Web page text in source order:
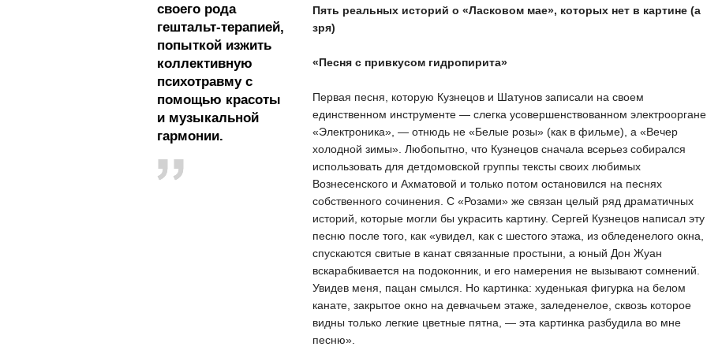
своего рода
гештальт-терапией,
попыткой изжить
коллективную
психотравму с
помощью красоты
и музыкальной
гармонии.
Пять реальных историй о «Ласковом мае», которых нет в картине (а
зря)
«Песня с привкусом гидропирита»
Первая песня, которую Кузнецов и Шатунов записали на своем
единственном инструменте — слегка усовершенствованном электрооргане
«Электроника», — отнюдь не «Белые розы» (как в фильме), а «Вечер
холодной зимы». Любопытно, что Кузнецов сначала всерьез собирался
использовать для детдомовской группы тексты своих любимых
Вознесенского и Ахматовой и только потом остановился на песнях
собственного сочинения. С «Розами» же связан целый ряд драматичных
историй, которые могли бы украсить картину. Сергей Кузнецов написал эту
песню после того, как «увидел, как с шестого этажа, из обледенелого окна,
спускаются свитые в канат связанные простыни, а юный Дон Жуан
вскарабкивается на подоконник, и его намерения не вызывают сомнений.
Увидев меня, пацан смылся. Но картинка: худенькая фигурка на белом
канате, закрытое окно на девчачьем этаже, заледенелое, сквозь которое
видны только легкие цветные пятна, — эта картинка разбудила во мне
песню».